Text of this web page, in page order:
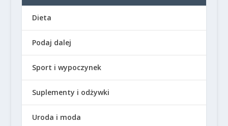
Dieta
Podaj dalej
Sport i wypoczynek
Suplementy i odżywki
Uroda i moda